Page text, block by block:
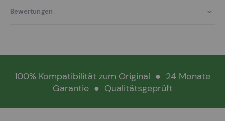
Bewertungen
100% Kompatibilität zum Original ● 24 Monate
Garantie ● Qualitätsgeprüft